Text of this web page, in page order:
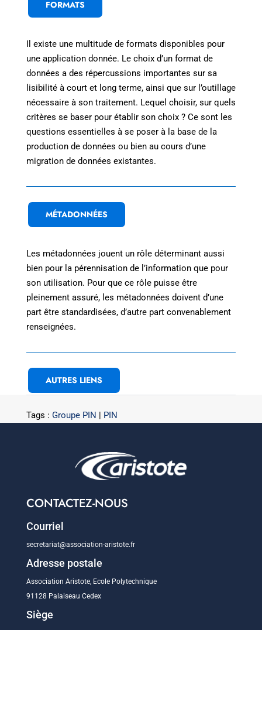
FORMATS
Il existe une multitude de formats disponibles pour
une application donnée. Le choix d’un format de
données a des répercussions importantes sur sa
lisibilité à court et long terme, ainsi que sur l’outillage
nécessaire à son traitement. Lequel choisir, sur quels
critères se baser pour établir son choix ? Ce sont les
questions essentielles à se poser à la base de la
production de données ou bien au cours d’une
migration de données existantes.
MÉTADONNÉES
Les métadonnées jouent un rôle déterminant aussi
bien pour la pérennisation de l’information que pour
son utilisation. Pour que ce rôle puisse être
pleinement assuré, les métadonnées doivent d’une
part être standardisées, d’autre part convenablement
renseignées.
AUTRES LIENS
Tags : Groupe PIN PIN
CONTACTEZ-NOUS
Courriel
secretariat@association-aristote.fr
Adresse postale
Association Aristote, Ecole Polytechnique
91128 Palaiseau Cedex
Siège